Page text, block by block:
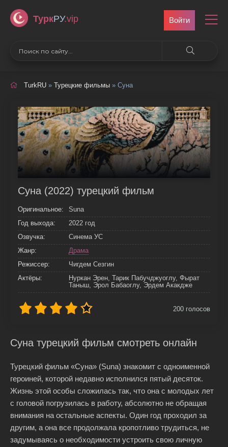
ТуркРУ.vip Войти
TurkRU » Турецкие фильмы » Суна
Суна (2022) турецкий фильм
Оригинальное:
Suna
Год выхода:
2022 год
Озвучка:
Синема УС
Жанр:
Драма
Режиссер:
Чигдем Сезгин
Актёры:
Нуркан Эрен, Тарик Пабучджуоглу, Фырат
Таныш, Эрол Бабаоглу, Эрдем Акакдже
200 голосов
Суна турецкий фильм смотреть онлайн
Турецкий фильм «Суна» (Suna) знакомит с одноименной
героиней, которой недавно исполнился пятый десяток.
Жизнь этой особы сложилась так, что она с молодых лет
с головой погрузилась в работу, абсолютно не обращая
внимания на остальные аспекты. Один год проходил за
другим, а она все продолжала кропотливо трудиться, не
задумываясь о необходимости устроить свою личную